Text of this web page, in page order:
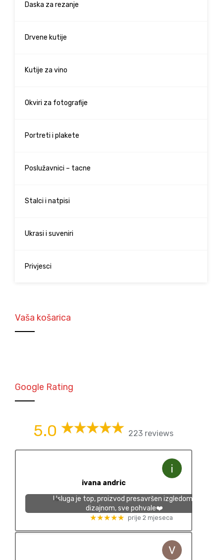
Daska za rezanje
Drvene kutije
Kutije za vino
Okviri za fotografije
Portreti i plakete
Poslužavnici – tacne
Stalci i natpisi
Ukrasi i suveniri
Privjesci
Vaša košarica
Google Rating
5.0 223 reviews
ivana andric
Usluga je top, proizvod presavršen izgledom I
dizajnom, sve pohvale❤️
★★★★★ prije 2 mjeseca